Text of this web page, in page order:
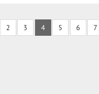
학소녀 마인 나이는 1989년
가 되었다고 알려졌다. 가창
2 3 4 5 6 7